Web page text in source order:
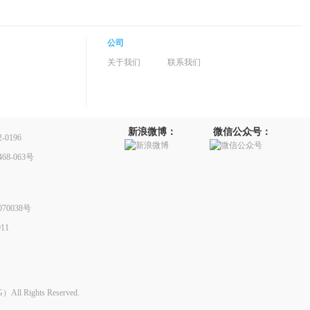
公司
关于我们
联系我们
0196
063号
号
新浪微博： 微信公众号：
All Rights Reserved.